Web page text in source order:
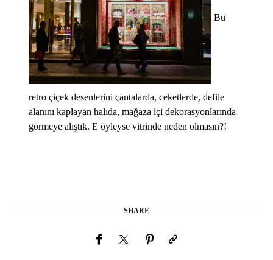
Bu
retro çiçek desenlerini çantalarda, ceketlerde, defile
alanını kaplayan halıda, mağaza içi dekorasyonlarında
görmeye alıştık. E öyleyse vitrinde neden olmasın?!
SHARE